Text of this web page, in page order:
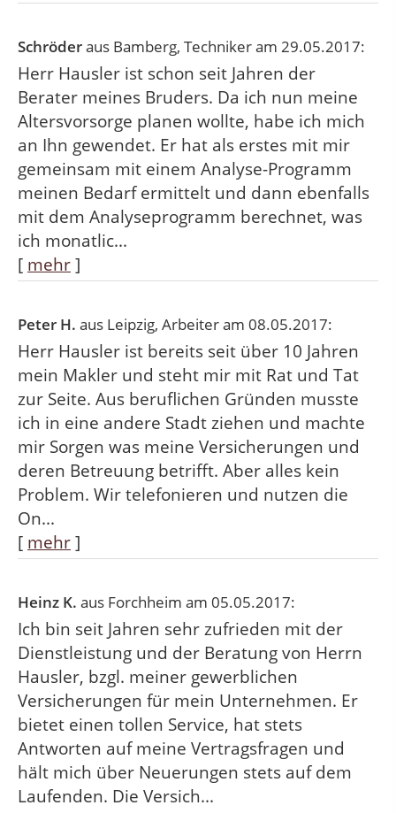
Schröderaus Bamberg, Technikeram 29.05.2017:
Herr Hausler ist schon seit Jahren der
Berater meines Bruders. Da ich nun meine
Altersvorsorge planen wollte, habe ich mich
an Ihn gewendet. Er hat als erstes mit mir
gemeinsam mit einem Analyse-Programm
meinen Bedarf ermittelt und dann ebenfalls
mit dem Analyseprogramm berechnet, was
ich monatlic...
[ mehr]
Peter H. aus Leipzig, Arbeiteram 08.05.2017:
Herr Hausler ist bereits seit über 10 Jahren
mein Makler und steht mir mit Rat und Tat
zur Seite. Aus beruflichen Gründen musste
ich in eine andere Stadt ziehen und machte
mir Sorgen was meine Versicherungen und
deren Betreuung betrifft. Aber alles kein
Problem. Wir telefonieren und nutzen die
On...
[ mehr]
Heinz K. aus Forchheim am 05.05.2017:
Ich bin seit Jahren sehr zufrieden mit der
Dienstleistung und der Beratung von Herrn
Hausler, bzgl. meiner gewerblichen
Versicherungen für mein Unternehmen. Er
bietet einen tollen Service, hat stets
Antworten auf meine Vertragsfragen und
hält mich über Neuerungen stets auf dem
Laufenden. Die Versich...